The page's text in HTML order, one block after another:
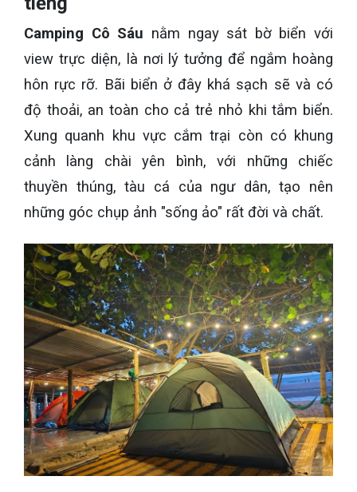
Camping Cô Sáu nằm ngay sát bờ biển với
view trực diện, là nơi lý tưởng để ngắm hoàng
hôn rực rỡ. Bãi biển ở đây khá sạch sẽ và có
độ thoải, an toàn cho cả trẻ nhỏ khi tắm biển.
Xung quanh khu vực cắm trại còn có khung
cảnh làng chài yên bình, với những chiếc
thuyền thúng, tàu cá của ngư dân, tạo nên
những góc chụp ảnh "sống ảo" rất đời và chất.